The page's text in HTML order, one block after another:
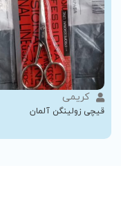
کریمی
قیچی زولینگن آلمان